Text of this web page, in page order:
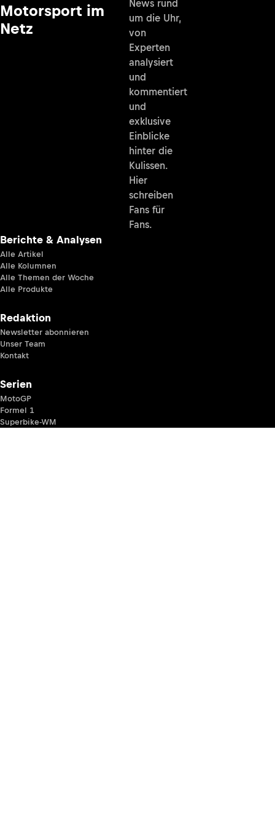
Motorsport im
Netz
News rund
um die Uhr,
von
Experten
analysiert
und
kommentiert
und
exklusive
Einblicke
hinter die
Kulissen.
Hier
schreiben
Fans für
Fans.
Berichte & Analysen
Alle Artikel
Alle Kolumnen
Alle Themen der Woche
Alle Produkte
Redaktion
Newsletter abonnieren
Unser Team
Kontakt
Serien
MotoGP
Formel 1
Superbike-WM